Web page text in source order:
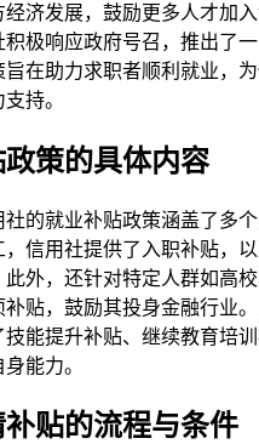
经济发展，鼓励更多人才加
积极响应政府号召，推出了
在助力求职者顺利就业，
持。
策的具体内容
社的就业补贴政策涵盖了多
信用社提供了入职补贴，
此外，还针对特定人群如高
补贴，鼓励其投身金融行业
技能提升补贴、继续教育培
能力。
贴的流程与条件